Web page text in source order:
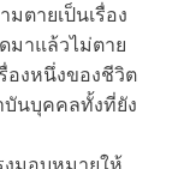
ตายเป็นเรื่อง
มาแล้วไม่ตาย
องหนึ่งของชีวิต
บันบุคคลทั้งที่ยัง
งมอบหมายให้